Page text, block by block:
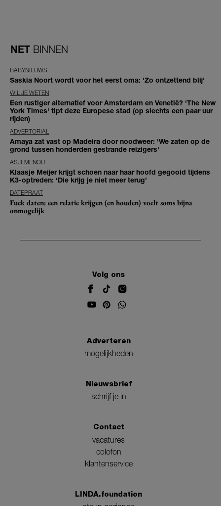
NET BINNEN
BABYNIEUWS
Saskia Noort wordt voor het eerst oma: 'Zo ontzettend blij'
WIL JE WETEN
Een rustiger alternatief voor Amsterdam en Venetië? 'The New
York Times' tipt deze Europese stad (op slechts een paar uur
rijden)
ADVERTORIAL
Amaya zat vast op Madeira door noodweer: 'We zaten op de
grond tussen honderden gestrande reizigers'
ASJEMENOU
Klaasje Meijer krijgt schoen naar haar hoofd gegooid tijdens
K3-optreden: ‘Die krijg je niet meer terug’
DATEPRAAT
Fuck daten: een relatie krijgen (en houden) voelt soms bijna
onmogelijk
Volg ons
Adverteren
mogelijkheden
Nieuwsbrief
schrijf je in
Contact
vacatures
colofon
klantenservice
LINDA.foundation